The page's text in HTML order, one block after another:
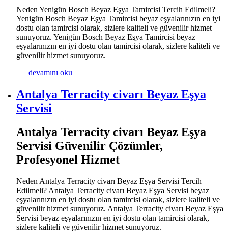
Neden Yenigün Bosch Beyaz Eşya Tamircisi Tercih Edilmeli?
Yenigün Bosch Beyaz Eşya Tamircisi beyaz eşyalarınızın en iyi
dostu olan tamircisi olarak, sizlere kaliteli ve güvenilir hizmet
sunuyoruz. Yenigün Bosch Beyaz Eşya Tamircisi beyaz
eşyalarınızın en iyi dostu olan tamircisi olarak, sizlere kaliteli ve
güvenilir hizmet sunuyoruz.
Yenigün Bosch Beyaz Eşya Tamircisi hakkında
devamını oku
Antalya Terracity civarı Beyaz Eşya
Servisi
Antalya Terracity civarı Beyaz Eşya
Servisi Güvenilir Çözümler,
Profesyonel Hizmet
Neden Antalya Terracity civarı Beyaz Eşya Servisi Tercih
Edilmeli? Antalya Terracity civarı Beyaz Eşya Servisi beyaz
eşyalarınızın en iyi dostu olan tamircisi olarak, sizlere kaliteli ve
güvenilir hizmet sunuyoruz. Antalya Terracity civarı Beyaz Eşya
Servisi beyaz eşyalarınızın en iyi dostu olan tamircisi olarak,
sizlere kaliteli ve güvenilir hizmet sunuyoruz.